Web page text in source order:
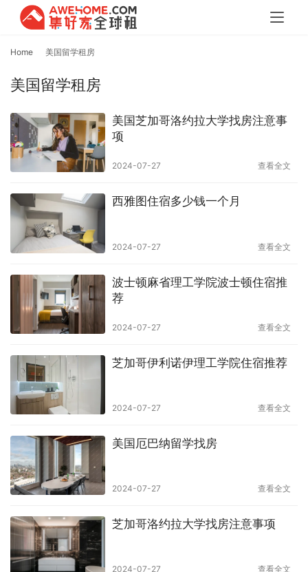
Home 美国留学租房
美国留学租房
美国芝加哥洛约拉大学找房注意事
项
2024-07-27 查看全文
西雅图住宿多少钱一个月
2024-07-27 查看全文
波士顿麻省理工学院波士顿住宿推
荐
2024-07-27 查看全文
芝加哥伊利诺伊理工学院住宿推荐
2024-07-27 查看全文
美国厄巴纳留学找房
2024-07-27 查看全文
芝加哥洛约拉大学找房注意事项
2024-07-27 查看全文